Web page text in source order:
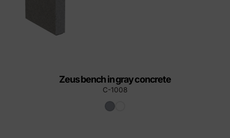
Zeus bench in gray concrete
C-1008